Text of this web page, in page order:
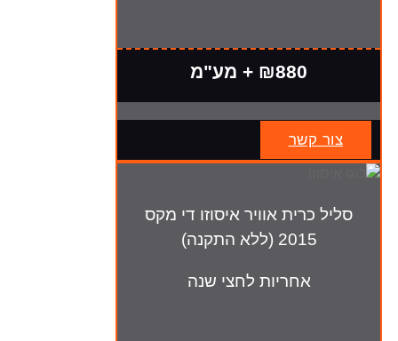
₪880 + מע"מ
צור קשר
סליל כרית אוויר איסוזו די מקס
2015 (ללא התקנה)
אחריות לחצי שנה